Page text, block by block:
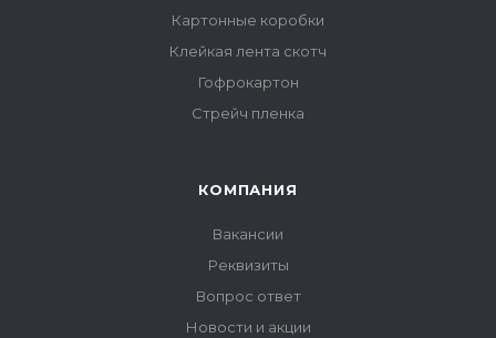
Картонные коробки
Клейкая лента скотч
Гофрокартон
Стрейч пленка
КОМПАНИЯ
Вакансии
Реквизиты
Вопрос ответ
Новости и акции